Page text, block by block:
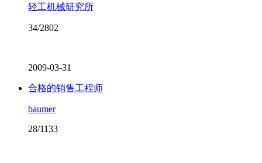
轻工机械研究所
34/2802
2009-03-31
合格的销售工程师
baumer
28/1133